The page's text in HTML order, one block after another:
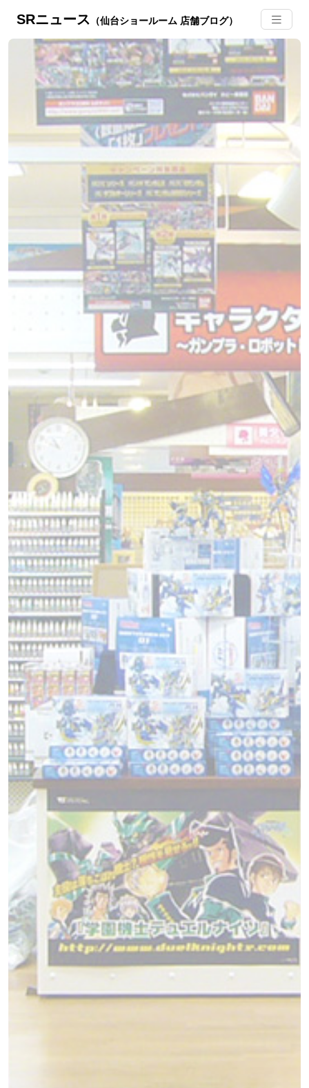
SRニュース （仙台ショールーム 店舗ブログ）